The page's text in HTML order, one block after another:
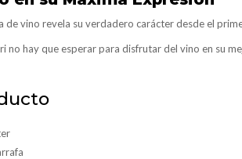
de vino revela su verdadero carácter desde el
no hay que esperar para disfrutar del vino en su